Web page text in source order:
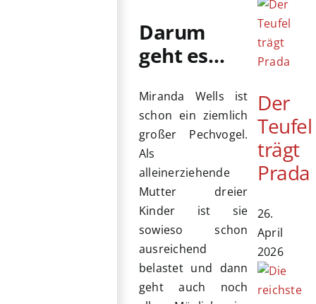
Darum
geht es…
Miranda Wells ist
schon ein ziemlich
großer Pechvogel.
Als
alleinerziehende
Mutter dreier
Kinder ist sie
sowieso schon
ausreichend
belastet und dann
geht auch noch
Der
Teufel
trägt
Prada
26.
April
2026